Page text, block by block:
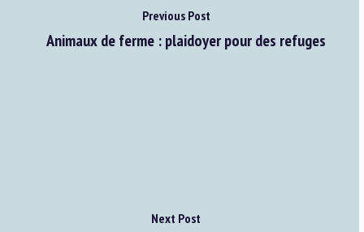
Previous Post
Animaux de ferme : plaidoyer pour des refuges
Next Post